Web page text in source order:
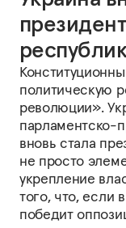
политическую
революции».
парламентско-
вновь стала
не просто
укрепление
того, что, если
победит